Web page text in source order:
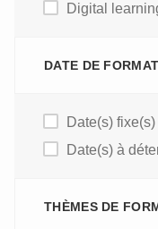
Digital
DATE DE
Date(s) fixe(s)
Date(s) à
THÈMES DE